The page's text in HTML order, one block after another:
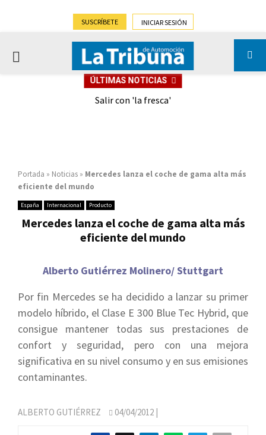
SUSCRÍBETE INICIAR SESIÓN
PRIMARY
ÚLTIMAS NOTICIAS
Salir con 'la fresca'
Portada » Noticias » Mercedes lanza el coche de gama alta más
eficiente del mundo
España Internacional Producto
Mercedes lanza el coche de gama alta más
eficiente del mundo
Alberto Gutiérrez Molinero/ Stuttgart
Por fin Mercedes se ha decidido a lanzar su primer
modelo híbrido, el Clase E 300 Blue Tec Hybrid, que
consigue mantener todas sus prestaciones de
confort y seguridad, pero con una mejora
significativa en su nivel consumo y en sus emisiones
contaminantes.
ALBERTO GUTIÉRREZ 04/04/2012 |